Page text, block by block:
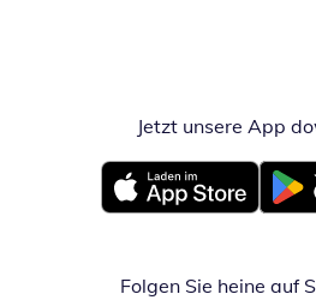
Jetzt unsere App
Öffnet in neuem Fenster
Öffnet
Folgen Sie heine auf